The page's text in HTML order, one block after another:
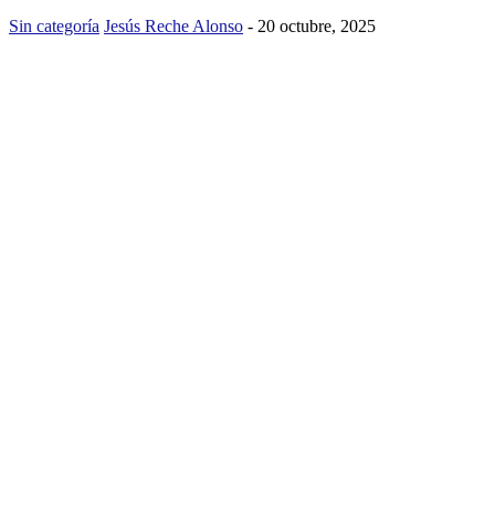
Sin categoría Jesús Reche Alonso - 20 octubre, 2025